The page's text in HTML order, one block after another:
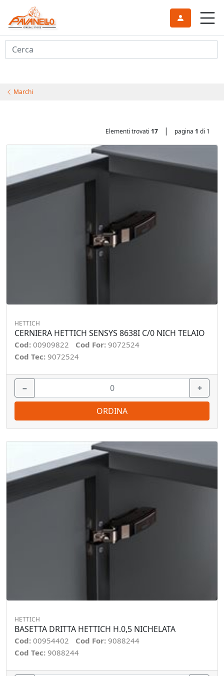
Cerca
Marchi
Elementi trovati 17 | pagina 1 di 1
HETTICH
CERNIERA HETTICH SENSYS 8638I C/0 NICH TELAIO
Cod: 00909822 Cod For: 9072524
Cod Tec: 9072524
− +
ORDINA
HETTICH
BASETTA DRITTA HETTICH H.0,5 NICHELATA
Cod: 00954402 Cod For: 9088244
Cod Tec: 9088244